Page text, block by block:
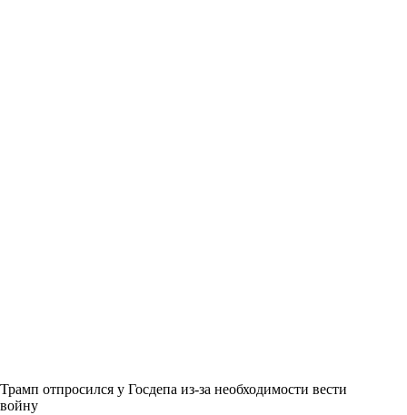
Трамп отпросился у Госдепа из-за необходимости вести
войну